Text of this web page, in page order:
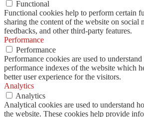
Functional
Functional cookies help to perform certain
sharing the content of the website on social
feedbacks, and other third-party features.
Performance
Performance
Performance cookies are used to
performance indexes of the website which
better user experience for the visitors.
Analytics
Analytics
Analytical cookies are used to understand
the website. These cookies help provide